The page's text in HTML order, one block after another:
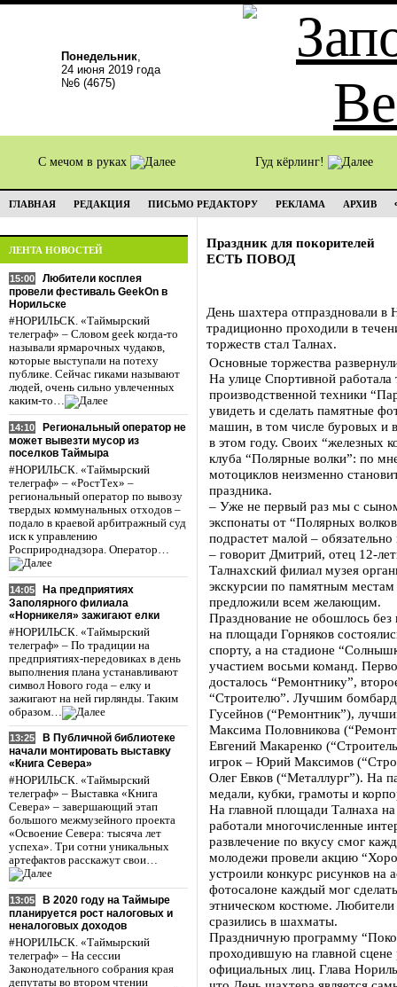
Понедельник,
24 июня 2019 года
№6 (4675)
С мечом в руках Гуд кёрлинг!
ГЛАВНАЯ РЕДАКЦИЯ ПИСЬМО РЕДАКТОРУ РЕКЛАМА АРХИВ
ЛЕНТА НОВОСТЕЙ
15:00
Любители косплея
провели фестиваль GeekOn в
Норильске
#НОРИЛЬСК. «Таймырский
телеграф» – Словом geek когда-то
называли ярмарочных чудаков,
которые выступали на потеху
публике. Сейчас гиками называют
людей, очень сильно увлеченных
каким-то…
14:10
Региональный оператор не
может вывезти мусор из
поселков Таймыра
#НОРИЛЬСК. «Таймырский
телеграф» – «РостТех» –
региональный оператор по вывозу
твердых коммунальных отходов –
подало в краевой арбитражный суд
иск к управлению
Росприроднадзора. Оператор…
14:05
На предприятиях
Заполярного филиала
«Норникеля» зажигают елки
#НОРИЛЬСК. «Таймырский
телеграф» – По традиции на
предприятиях-передовиках в день
выполнения плана устанавливают
символ Нового года – елку и
зажигают на ней гирлянды. Таким
образом…
13:25
В Публичной библиотеке
начали монтировать выставку
«Книга Севера»
#НОРИЛЬСК. «Таймырский
телеграф» – Выставка «Книга
Севера» – завершающий этап
большого межмузейного проекта
«Освоение Севера: тысяча лет
успеха». Три сотни уникальных
артефактов расскажут свои…
13:05
В 2020 году на Таймыре
планируется рост налоговых и
неналоговых доходов
#НОРИЛЬСК. «Таймырский
телеграф» – На сессии
Законодательного собрания края
депутаты во втором чтении
Праздник для покорителей
ЕСТЬ ПОВОД
День шахтера отпраздновали в
традиционно проходили в
торжеств стал Талнах.
Основные торжества
На улице Спортивной работала
производственной техники
увидеть и сделать памятные
машин, в том числе буровых и
в этом году. Своих “железных
клуба “Полярные волки”: по
мотоциклов неизменно
праздника.
– Уже не первый раз мы с
экспонаты от “Полярных
подрастет малой –
– говорит Дмитрий, отец 12-
Талнахский филиал музея
экскурсии по памятным
предложили всем желающим.
Празднование не обошлось
на площади Горняков
спорту, а на стадионе
участием восьми команд.
досталось “Ремонтнику”,
“Строителю”. Лучшим
Гусейнов (“Ремонтник”),
Максима Половникова
Евгений Макаренко
игрок – Юрий Максимов
Олег Евков (“Металлург”). На
медали, кубки, грамоты и
На главной площади Талнаха
работали многочисленные
развлечение по вкусу смог
молодежи провели акцию
устроили конкурс рисунков на
фотосалоне каждый мог
этническом костюме. Любители
сразились в шахматы.
Праздничную программу
проходившую на главной
официальных лиц. Глава